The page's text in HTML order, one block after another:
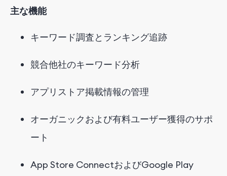
主な機能
キーワード調査とランキング追跡
競合他社のキーワード分析
アプリストア掲載情報の管理
オーガニックおよび有料ユーザー獲得のサポ
ート
App Store ConnectおよびGoogle Play